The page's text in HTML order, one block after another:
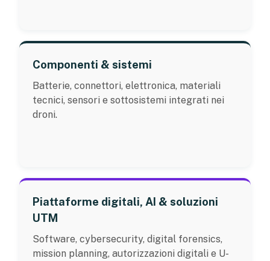
Componenti & sistemi
Batterie, connettori, elettronica, materiali
tecnici, sensori e sottosistemi integrati nei
droni.
Piattaforme digitali, AI & soluzioni
UTM
Software, cybersecurity, digital forensics,
mission planning, autorizzazioni digitali e U-